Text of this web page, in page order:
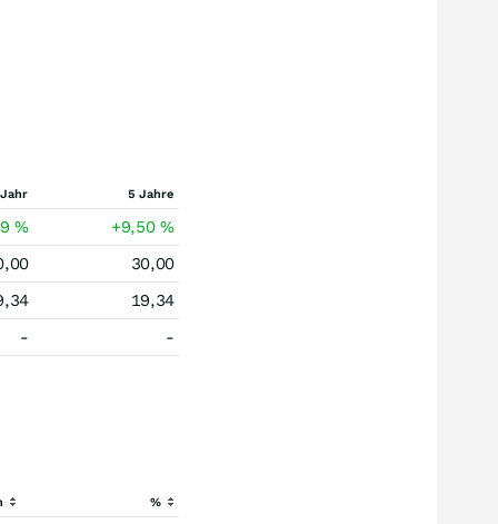
5 Jahre
% +9,50%
30,00
19,34
- -
%